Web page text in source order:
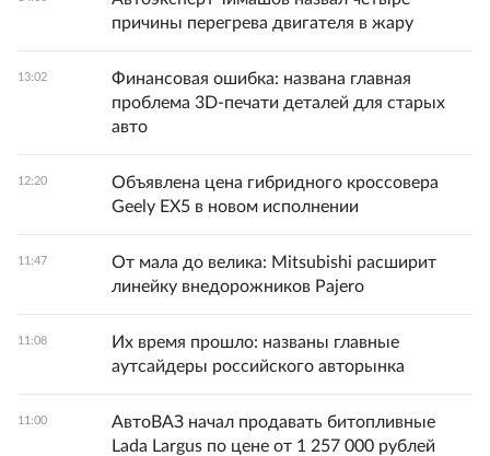
причины перегрева двигателя в жару
13:02
Финансовая ошибка: названа главная
проблема 3D-печати деталей для старых
авто
12:20
Объявлена цена гибридного кроссовера
Geely EX5 в новом исполнении
11:47
От мала до велика: Mitsubishi расширит
линейку внедорожников Pajero
11:08
Их время прошло: названы главные
аутсайдеры российского авторынка
11:00
АвтоВАЗ начал продавать битопливные
Lada Largus по цене от 1 257 000 рублей